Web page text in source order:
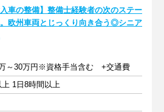
入車の整備】整備士経験者の次のステー
欧州車両とじっくり向き合う◎シニア
～30万円※資格手当含む +交通費
1日8時間以上